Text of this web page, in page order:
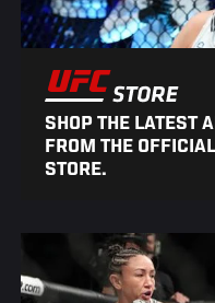
SHOP THE LATEST
FROM THE
STORE.